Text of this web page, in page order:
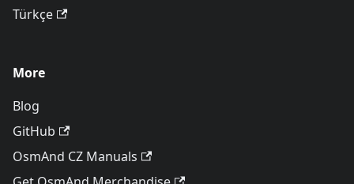
Türkçe
More
Blog
GitHub
OsmAnd CZ Manuals